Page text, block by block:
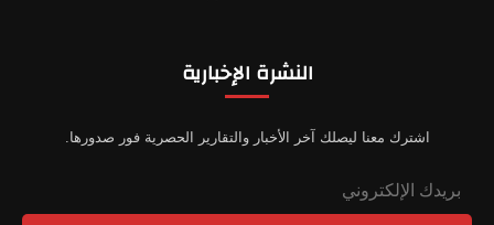
النشرة الإخبارية
اشترك معنا ليصلك آخر الأخبار والتقارير الحصرية فور صدورها.